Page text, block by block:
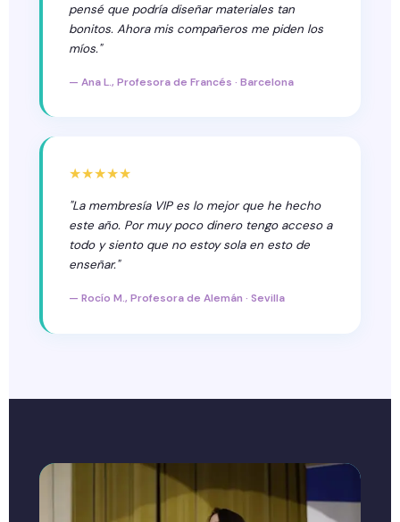
pensé que podría diseñar materiales tan
bonitos. Ahora mis compañeros me piden los
míos."
— Ana L., Profesora de Francés · Barcelona
★★★★★
"La membresía VIP es lo mejor que he hecho
este año. Por muy poco dinero tengo acceso a
todo y siento que no estoy sola en esto de
enseñar."
— Rocío M., Profesora de Alemán · Sevilla